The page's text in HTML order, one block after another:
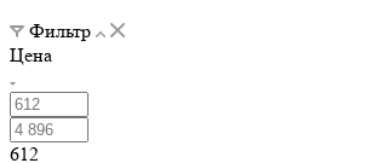
Фильтр
Цена
612